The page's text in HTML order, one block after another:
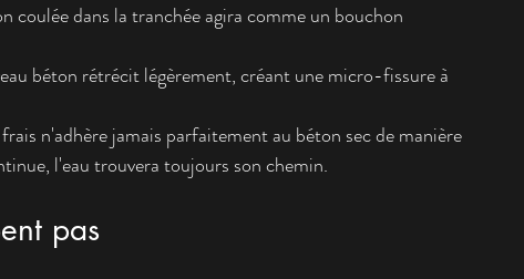
coulée dans la tranchée agira comme un bouchon
béton rétrécit légèrement, créant une micro-fissure à
n'adhère jamais parfaitement au béton sec de manière
l'eau trouvera toujours son chemin.
pas